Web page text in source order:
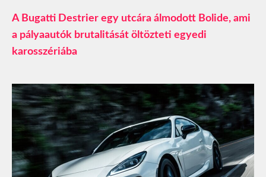
A Bugatti Destrier egy utcára álmodott Bolide, ami
a pályaautók brutalitását öltözteti egyedi
karosszériába